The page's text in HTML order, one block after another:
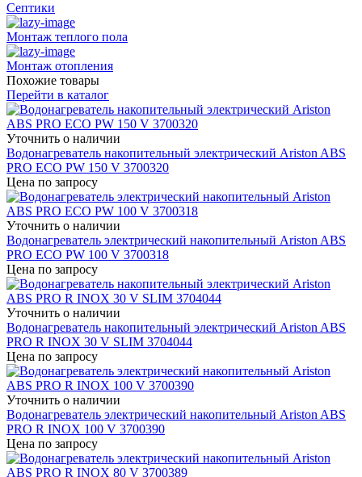
Септики
Монтаж теплого пола
Монтаж отопления
Похожие товары
Перейти в каталог
Уточнить о наличии
Водонагреватель накопительный электрический Ariston ABS
PRO ECO PW 150 V 3700320
Цена по запросу
Уточнить о наличии
Водонагреватель электрический накопительный Ariston ABS
PRO ECO PW 100 V 3700318
Цена по запросу
Уточнить о наличии
Водонагреватель накопительный электрический Ariston ABS
PRO R INOX 30 V SLIM 3704044
Цена по запросу
Уточнить о наличии
Водонагреватель электрический накопительный Ariston ABS
PRO R INOX 100 V 3700390
Цена по запросу